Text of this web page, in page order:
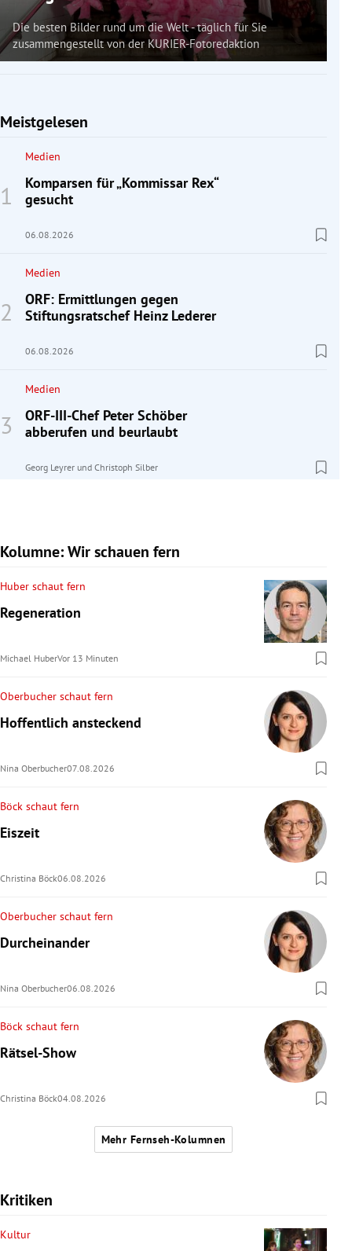
Die besten Bilder rund um die Welt - täglich für Sie
zusammengestellt von der KURIER-Fotoredaktion
Meistgelesen
Medien
Komparsen für „Kommissar Rex“
gesucht
06.08.2026
Medien
ORF: Ermittlungen gegen
Stiftungsratschef Heinz Lederer
06.08.2026
Medien
ORF-III-Chef Peter Schöber
abberufen und beurlaubt
Georg Leyrer und Christoph Silber
Kolumne: Wir schauen fern
Huber schaut fern
Regeneration
Michael HuberVor 13 Minuten
Oberbucher schaut fern
Hoffentlich ansteckend
Nina Oberbucher07.08.2026
Böck schaut fern
Eiszeit
Christina Böck06.08.2026
Oberbucher schaut fern
Durcheinander
Nina Oberbucher06.08.2026
Böck schaut fern
Rätsel-Show
Christina Böck04.08.2026
Mehr Fernseh-Kolumnen
Kritiken
Kultur